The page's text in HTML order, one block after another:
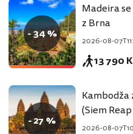
- 34 %
Madeira
z Brna
2026-08-
13 790
- 27 %
Kambodža
(Siem
2026-08-